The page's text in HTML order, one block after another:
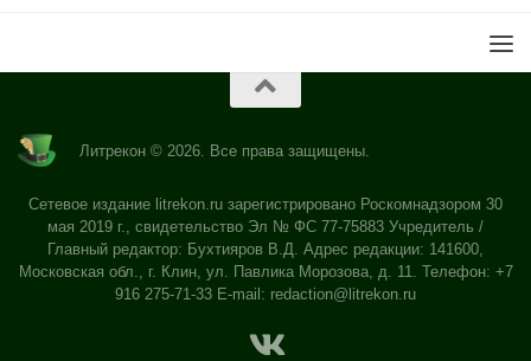
Литрекон © 2026. Все права защищены.
Сетевое издание litrekon.ru зарегистрировано Роскомнадзором 30
мая 2019 г., свидетельство Эл № ФС 77-75883 Учредитель /
Главный редактор: Бухтияров В.Д. Адрес редакции: 141600,
Московская обл., г. Клин, ул. Павлика Морозова, д. 11. Телефон: +7
916 275-71-33 E-mail: redaction@litrekon.ru